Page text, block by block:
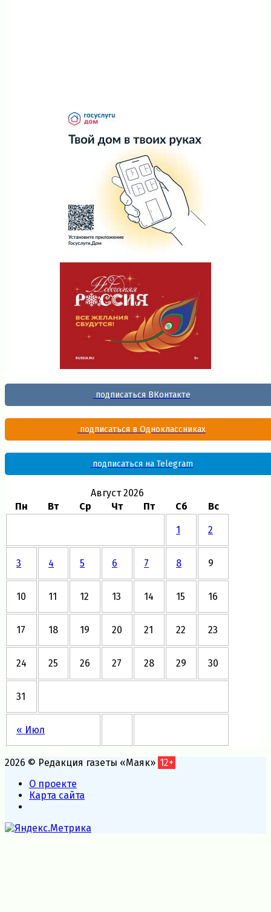
подписаться ВКонтакте
подписаться в Одноклассниках
подписаться на Telegram
Август 2026
Пн
Вт Ср Чт Пт Сб Вс
« Июл
1 2
3 4 5 6 7 8 9
10 11 12 13 14 15 16
17 18 19 20 21 22 23
24 25 26 27 28 29 30
31
2026 © Редакция газеты «Маяк» 12+
О проекте
Карта сайта